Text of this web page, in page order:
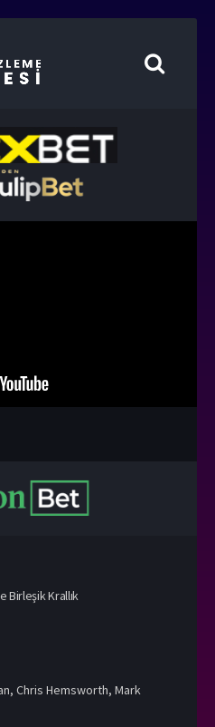
Birleşik Krallık
, Chris Hemsworth, Mark